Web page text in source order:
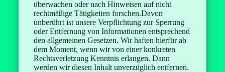
überwachen oder nach Hinweisen auf nicht
rechtmäßige Tätigkeiten forschen.Davon
unberührt ist unsere Verpflichtung zur Sperrung
oder Entfernung von Informationen entsprechend
den allgemeinen Gesetzen. Wir haften hierfür ab
dem Moment, wenn wir von einer konkreten
Rechtsverletzung Kenntnis erlangen. Dann
werden wir diesen Inhalt unverzüglich entfernen.